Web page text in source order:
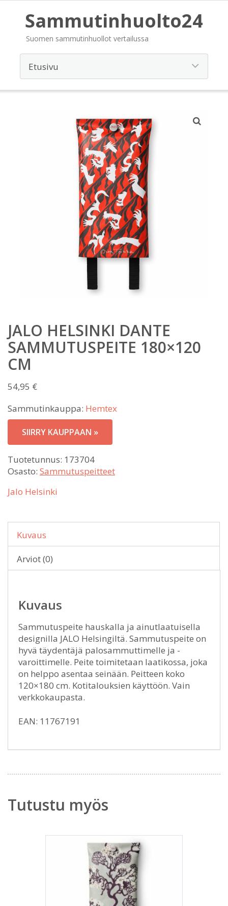
Sammutinhuolto24
Suomen sammutinhuollot vertailussa
JALO HELSINKI DANTE
SAMMUTUSPEITE 180×120
CM
54,95 €
Sammutinkauppa: Hemtex
SIIRRY KAUPPAAN »
Tuotetunnus: 173704
Osasto: Sammutuspeitteet
Jalo Helsinki
Kuvaus
Arviot (0)
Kuvaus
Sammutuspeite hauskalla ja ainutlaatuisella
designilla JALO Helsingiltä. Sammutuspeite on
hyvä täydentäjä palosammuttimelle ja -
varoittimelle. Peite toimitetaan laatikossa, joka
on helppo asentaa seinään. Peitteen koko
120×180 cm. Kotitalouksien käyttöön. Vain
verkkokaupasta.
EAN: 11767191
Tutustu myös